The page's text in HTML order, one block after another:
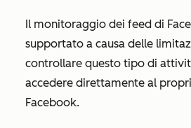
Il monitoraggio dei feed di
supportato a causa delle
controllare questo tipo di
accedere direttamente al
Facebook.